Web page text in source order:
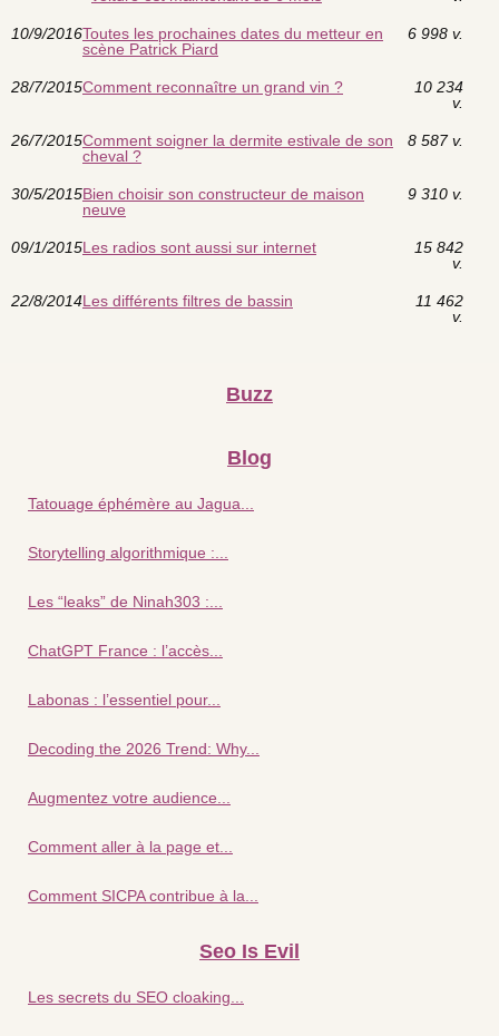
10/9/2016Toutes les prochaines dates du metteur en
scène Patrick Piard
6 998 v.
28/7/2015Comment reconnaître un grand vin ?
10 234
v.
26/7/2015Comment soigner la dermite estivale de son
cheval ?
8 587 v.
30/5/2015Bien choisir son constructeur de maison
neuve
9 310 v.
09/1/2015Les radios sont aussi sur internet
15 842
v.
22/8/2014Les différents filtres de bassin
11 462
v.
Buzz
Blog
Tatouage éphémère au Jagua...
Storytelling algorithmique :...
Les “leaks” de Ninah303 :...
ChatGPT France : l’accès...
Labonas : l’essentiel pour...
Decoding the 2026 Trend: Why...
Augmentez votre audience...
Comment aller à la page et...
Comment SICPA contribue à la...
Seo Is Evil
Les secrets du SEO cloaking...